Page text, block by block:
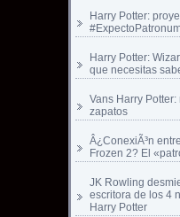
Harry Potter:
Harry Potter:
que necesitas
Vans Harry Potter:
zapatos
Â¿ConexiÃ³n
Frozen 2? El
JK Rowling
escritora de los 4
Harry Potter